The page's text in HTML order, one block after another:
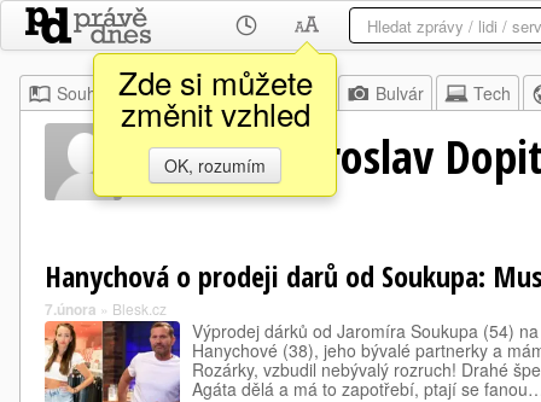
Zde si můžete
změnit vzhled
OK, rozumím
Souhrn Moje Z domova Bulvár Tech
Kryšpín Miroslav
Hanychová o prodeji darů od Soukupa:
7.února » Blesk.cz
Výprodej dárků od Jaromíra Soukupa (54)
Hanychové (38), jeho bývalé partnerky a
Rozárky, vzbudil nebývalý rozruch! Drahé
Agáta dělá a má to zapotřebí, ptají se